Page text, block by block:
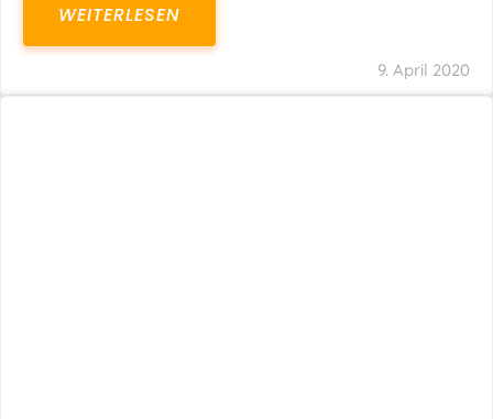
WEITERLESEN
9. April 2020